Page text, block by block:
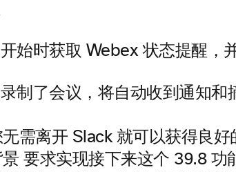
始时获取 Webex 状态提醒，
制了会议，将自动收到通知和
需离开 Slack 就可以获得良好
要求实现接下来这个 39.8 功